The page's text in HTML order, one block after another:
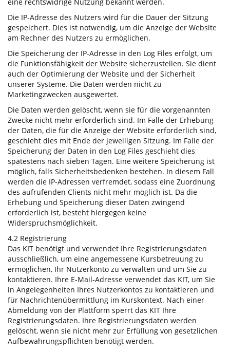
Die IP-Adresse des Nutzers wird für die Dauer der Sitzung
gespeichert. Dies ist notwendig, um die Anzeige der Website
am Rechner des Nutzers zu ermöglichen.
Die Speicherung der IP-Adresse in den Log Files erfolgt, um
die Funktionsfähigkeit der Website sicherzustellen. Sie dient
auch der Optimierung der Website und der Sicherheit
unserer Systeme. Die Daten werden nicht zu
Marketingzwecken ausgewertet.
Die Daten werden gelöscht, wenn sie für die vorgenannten
Zwecke nicht mehr erforderlich sind. Im Falle der Erhebung
der Daten, die für die Anzeige der Website erforderlich sind,
geschieht dies mit Ende der jeweiligen Sitzung. Im Falle der
Speicherung der Daten in den Log Files geschieht dies
spätestens nach sieben Tagen. Eine weitere Speicherung ist
möglich, falls Sicherheitsbedenken bestehen. In diesem Fall
werden die IP-Adressen verfremdet, sodass eine Zuordnung
des aufrufenden Clients nicht mehr möglich ist. Da die
Erhebung und Speicherung dieser Daten zwingend
erforderlich ist, besteht hiergegen keine
Widerspruchsmöglichkeit.
4.2 Registrierung
Das KIT benötigt und verwendet Ihre Registrierungsdaten
ausschließlich, um eine angemessene Kursbetreuung zu
ermöglichen, Ihr Nutzerkonto zu verwalten und um Sie zu
kontaktieren. Ihre E-Mail-Adresse verwendet das KIT, um Sie
in Angelegenheiten Ihres Nutzerkontos zu kontaktieren und
für Nachrichtenübermittlung im Kurskontext. Nach einer
Abmeldung von der Plattform sperrt das KIT Ihre
Registrierungsdaten. Ihre Registrierungsdaten werden
gelöscht, wenn sie nicht mehr zur Erfüllung von gesetzlichen
Aufbewahrungspflichten benötigt werden.